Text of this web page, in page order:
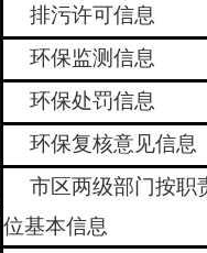
排污许可信息
环保监测信息
环保处罚信息
环保复核意见信息
市区两级部门按职
位基本信息